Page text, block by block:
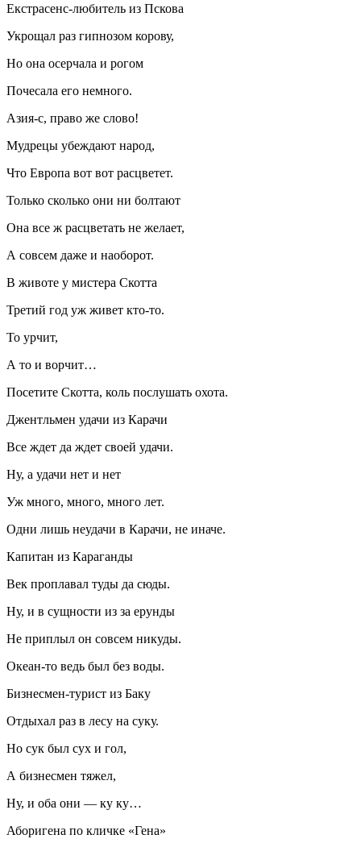
Екстрасенс-любитель из Пскова
Укрощал раз гипнозом корову,
Но она осерчала и рогом
Почесала его немного.
Азия-с, право же слово!
Мудрецы убеждают народ,
Что Европа вот вот расцветет.
Только сколько они ни болтают
Она все ж расцветать не желает,
А совсем даже и наоборот.
В животе у мистера Скотта
Третий год уж живет кто-то.
То урчит,
А то и ворчит…
Посетите Скотта, коль послушать охота.
Джентльмен удачи из Карачи
Все ждет да ждет своей удачи.
Ну, а удачи нет и нет
Уж много, много, много лет.
Одни лишь неудачи в Карачи, не иначе.
Капитан из Караганды
Век проплавал туды да сюды.
Ну, и в сущности из за ерунды
Не приплыл он совсем никуды.
Океан-то ведь был без воды.
Бизнесмен-турист из Баку
Отдыхал раз в лесу на суку.
Но сук был сух и гол,
А бизнесмен тяжел,
Ну, и оба они — ку ку…
Аборигена по кличке «Гена»